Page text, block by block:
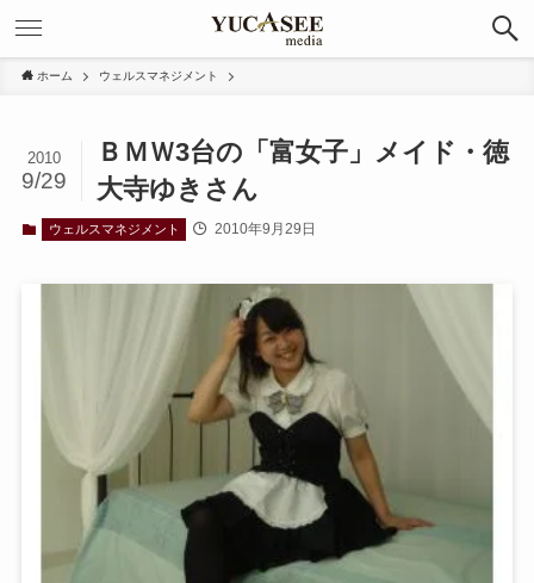
ホーム ウェルスマネジメント
ＢＭＷ3台の「富女子」メイド・徳
大寺ゆきさん
2010
9/29
ウェルスマネジメント 2010年9月29日